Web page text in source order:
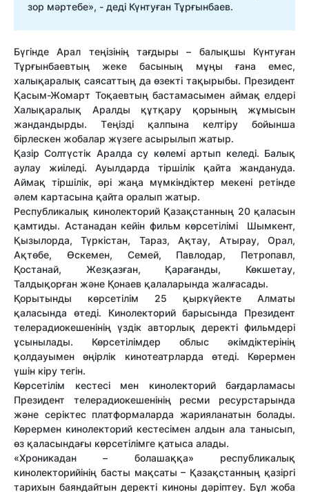
зор мәртебе», - деді Күнтуған Тұрғынбаев.
Бүгінде Арал теңізініңтағдыры – балықшы Күнтуған
Тұрғынбаевтың жеке басының мұңы ғана емес,
халықаралық саясаттың да өзекті тақырыбы. Президент
Қасым-Жомарт Тоқаевтың бастамасымен аймақ елдері
Халықаралық Аралды құтқару қорының жұмысын
жандандырды. Теңізді қалпына келтіру бойынша
бірлескен жобалар жүзеге асырылып жатыр.
Қазір Солтүстік Аралда су көлемі артып келеді. Балық
аулау жиіледі. Ауылдарда тіршілік қайта жандануда.
Аймақ тіршілік, әрі жаңа мүмкіндіктер мекені ретінде
әлем картасына қайта оралып жатыр.
Республикалық кинолекторий Қазақстанның 20 қаласын
қамтиды. Астанадан кейін фильм көрсетілімі Шымкент,
Қызылорда, Түркістан, Тараз,Ақтау, Атырау, Орал,
Ақтөбе, Өскемен, Семей, Павлодар, Петропавл,
Қостанай, Жезқазған, Қарағанды, Көкшетау,
Талдықорған және Қонаев қалаларында жалғасады.
Қорытынды көрсетілім 25 қыркүйекте Алматы
қаласында өтеді. Кинолекторий барысында Президент
телерадиокешенінің үздік авторлық деректі фильмдері
ұсынылады. Көрсетілімдер облыс әкімдіктерінің
қолдауымен өңірлік кинотеатрларда өтеді. Көрермен
үшін кіру тегін.
Көрсетілім кестесі мен кинолекторий бағдарламасы
Президент телерадиокешенініңресми ресурстарында
және серіктес платформаларда жарияланатын болады.
Көрермен кинолекторий кестесімен алдын ала танысып,
өз қаласындағы көрсетілімге қатыса алады.
«Хроникадан – болашаққа» республикалық
кинолекторийінің басты мақсаты – Қазақстанның қазіргі
тарихын баяндайтын деректі киноны дәріптеу. Бұл жоба